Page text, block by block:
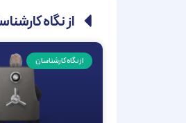
از نگاه
از نگاه کارشناسان